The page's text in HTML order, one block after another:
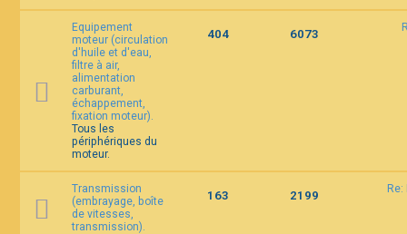
Equipement
moteur (circulation
d'huile et d'eau,
filtre à air,
alimentation
carburant,
échappement,
fixation moteur).
Tous les
périphériques du
moteur.
404 6073
Transmission
(embrayage, boîte
de vitesses,
transmission).
163 2199